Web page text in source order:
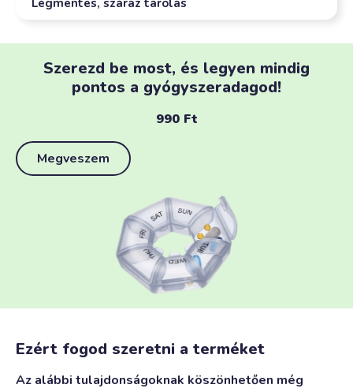
Szerezd be most, és legyen mindig
pontos a gyógyszeradagod!
990 Ft
Megveszem
Ezért fogod szeretni a terméket
Az alábbi tulajdonságoknak köszönhetően még